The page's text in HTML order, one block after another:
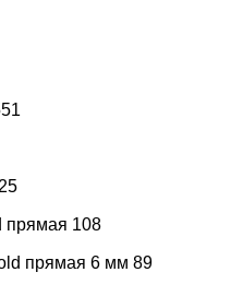
прямая 108
прямая 6 мм 89